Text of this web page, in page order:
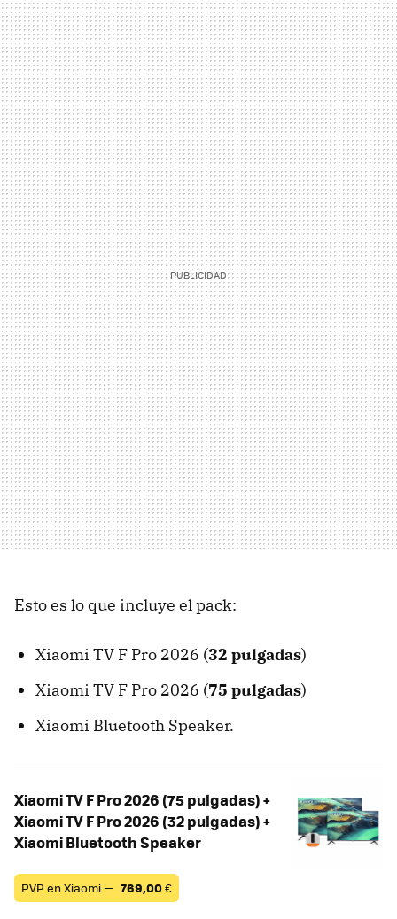
Esto es lo que incluye el pack:
Xiaomi TV F Pro 2026 (32 pulgadas)
Xiaomi TV F Pro 2026 (75 pulgadas)
Xiaomi Bluetooth Speaker.
Xiaomi TV F Pro 2026 (75 pulgadas) +
Xiaomi TV F Pro 2026 (32 pulgadas) +
Xiaomi Bluetooth Speaker
PVP en Xiaomi — 769,00€